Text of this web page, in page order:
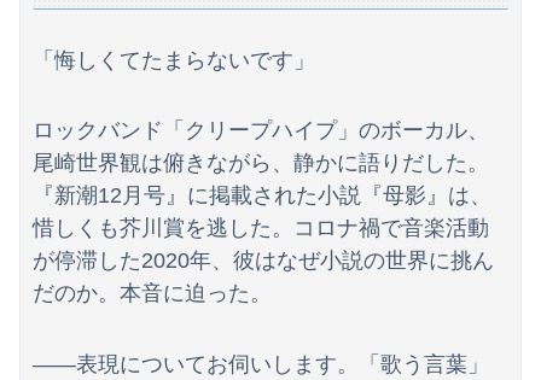
【物議】倉田真由美さん「警官を非難する人間は、一体誰の命を守りたいのか」
好きな女の子から預かったHDDの中から、とんでもないモノを発見してしまった
フェミさん「女性視点の避難所を提言します」
「悔しくてたまらないです」
ロックバンド「クリープハイプ」のボーカル、
尾崎世界観は俯きながら、静かに語りだした。
『新潮12月号』に掲載された小説『母影』は、
惜しくも芥川賞を逃した。コロナ禍で音楽活動
が停滞した2020年、彼はなぜ小説の世界に挑ん
だのか。本音に迫った。
――表現についてお伺いします。「歌う言葉」